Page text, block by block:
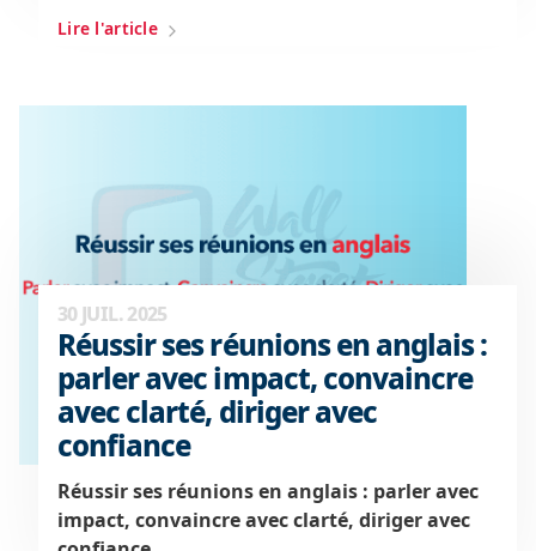
Lire l'article
30 JUIL. 2025
Réussir ses réunions en anglais :
parler avec impact, convaincre
avec clarté, diriger avec
confiance
Réussir ses réunions en anglais : parler avec
impact, convaincre avec clarté, diriger avec